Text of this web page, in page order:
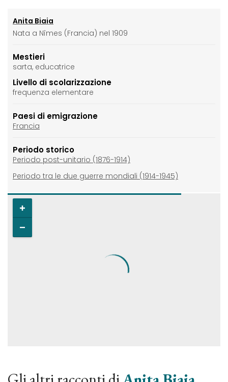
Anita Biaia
Nata a Nîmes (Francia) nel 1909
Mestieri
sarta, educatrice
Livello di scolarizzazione
frequenza elementare
Paesi di emigrazione
Francia
Periodo storico
Periodo post-unitario (1876-1914)
Periodo tra le due guerre mondiali (1914-1945)